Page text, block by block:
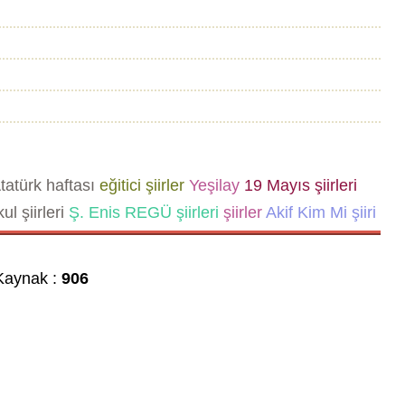
haftası eğitici şiirler Yeşilay 19 Mayıs şiirleri
şiirleri Ş. Enis REGÜ şiirleri şiirler Akif Kim Mi şiiri
:906